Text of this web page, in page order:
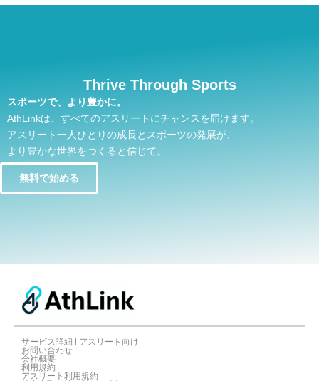
スポーツで、より豊かに。
AthLinkは、すべてのアスリートにチャンスを届けます。
アスリート一人ひとりの成長とスポーツの発展が、
より豊かな世界をつくると信じて。
無料で始める
Thrive Through Sports
サービス詳細 l アスリート向け
お問い合わせ
会社概要
利用規約
アスリート利用規約